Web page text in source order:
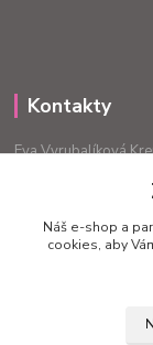
Kontakty
Eva Vyrubalíková
Náš e-shop a
cookies, aby